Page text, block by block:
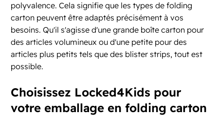
polyvalence. Cela signifie que les types de folding
carton peuvent être adaptés précisément à vos
besoins. Qu'il s'agisse d'une grande boîte carton pour
des articles volumineux ou d'une petite pour des
articles plus petits tels que des blister strips, tout est
possible.
Choisissez Locked4Kids pour
votre emballage en folding carton